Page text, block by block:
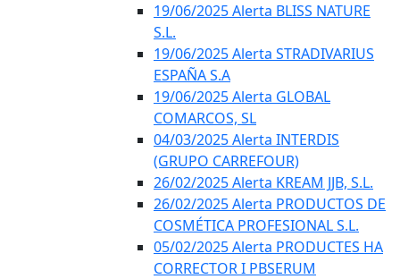
19/06/2025 Alerta BLISS NATURE
S.L.
19/06/2025 Alerta STRADIVARIUS
ESPAÑA S.A
19/06/2025 Alerta GLOBAL
COMARCOS, SL
04/03/2025 Alerta INTERDIS
(GRUPO CARREFOUR)
26/02/2025 Alerta KREAM JJB, S.L.
26/02/2025 Alerta PRODUCTOS DE
COSMÉTICA PROFESIONAL S.L.
05/02/2025 Alerta PRODUCTES HA
CORRECTOR I PBSERUM